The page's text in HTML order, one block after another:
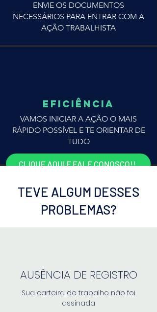
ENVIE OS DOCUMENTOS
NECESSÁRIOS PARA ENTRAR COM A
AÇÃO TRABALHISTA
EFICIÊNCIA
VAMOS INICIAR A AÇÃO O MAIS
RÁPIDO POSSÍVEL E TE ORIENTAR DE
TUDO
CLIQUE AQUI E FALE CONOSCO!!
TEVE ALGUM DESSES
PROBLEMAS?
AUSÊNCIA DE REGISTRO
Sua carteira de trabalho não foi
assinada